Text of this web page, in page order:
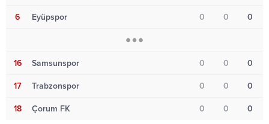
6 Eyüpspor 0 0 0
16 Samsunspor 0 0 0
17 Trabzonspor 0 0 0
18 Çorum FK 0 0 0